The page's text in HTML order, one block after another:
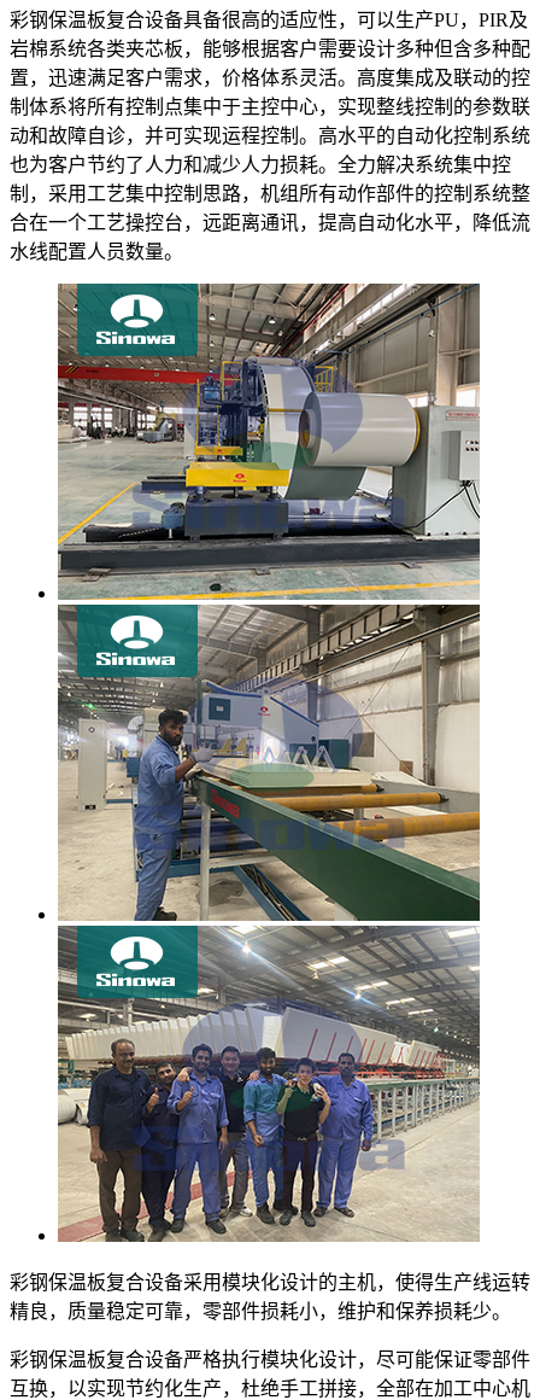
彩钢保温板复合设备具备很高的适应性，可以生产PU，PIR及
岩棉系统各类夹芯板，能够根据客户需要设计多种但含多种配
置，迅速满足客户需求，价格体系灵活。高度集成及联动的控
制体系将所有控制点集中于主控中心，实现整线控制的参数联
动和故障自诊，并可实现运程控制。高水平的自动化控制系统
也为客户节约了人力和减少人力损耗。全力解决系统集中控
制，采用工艺集中控制思路，机组所有动作部件的控制系统整
合在一个工艺操控台，远距离通讯，提高自动化水平，降低流
水线配置人员数量。
彩钢保温板复合设备采用模块化设计的主机，使得生产线运转
精良，质量稳定可靠，零部件损耗小，维护和保养损耗少。
彩钢保温板复合设备严格执行模块化设计，尽可能保证零部件
互换，以实现节约化生产，杜绝手工拼接，全部在加工中心机